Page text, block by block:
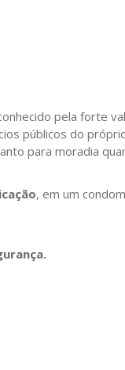
pela forte
públicos do
para moradia
, em um